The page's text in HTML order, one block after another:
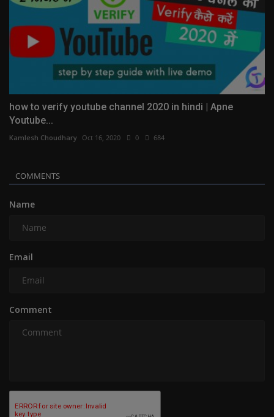
how to verify youtube channel 2020 in hindi | Apne
Youtube...
Kamlesh Choudhary Oct 16, 2020 0 684
COMMENTS
Name
Email
Comment